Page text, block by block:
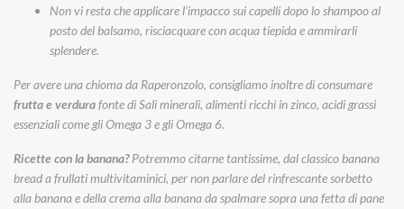
Non vi resta che applicare l’impacco sui capelli dopo lo shampoo al
posto del balsamo, risciacquare con acqua tiepida e ammirarli
splendere.
Per avere una chioma da Raperonzolo, consigliamo inoltre di consumare
frutta e verdurafonte di Sali minerali, alimenti ricchi in zinco, acidi grassi
essenziali come gli Omega 3 e gli Omega 6.
Ricette con la banana?Potremmo citarne tantissime, dal classicobanana
breada frullati multivitaminici, per non parlare del rinfrescante sorbetto
alla banana e della crema alla banana da spalmare sopra una fetta di pane